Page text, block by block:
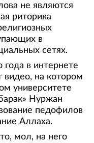
не являются
риторика
в
сетях.
в интернете
видео, на котором
университете
Нуржан
педофилов
Аллаха.
мол, на него